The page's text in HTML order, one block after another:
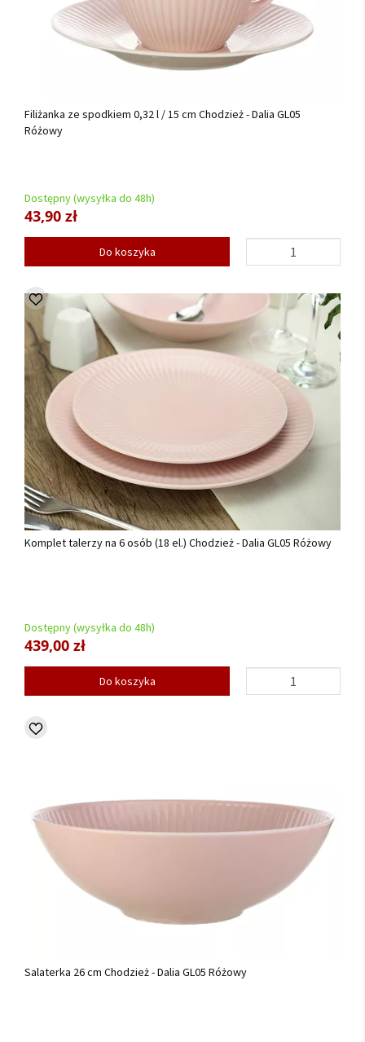
Filiżanka ze spodkiem 0,32 l / 15 cm Chodzież - Dalia GL05
Różowy
Dostępny (wysyłka do 48h)
43,90 zł
Do koszyka
Komplet talerzy na 6 osób (18 el.) Chodzież - Dalia GL05 Różowy
Dostępny (wysyłka do 48h)
439,00 zł
Do koszyka
Salaterka 26 cm Chodzież - Dalia GL05 Różowy